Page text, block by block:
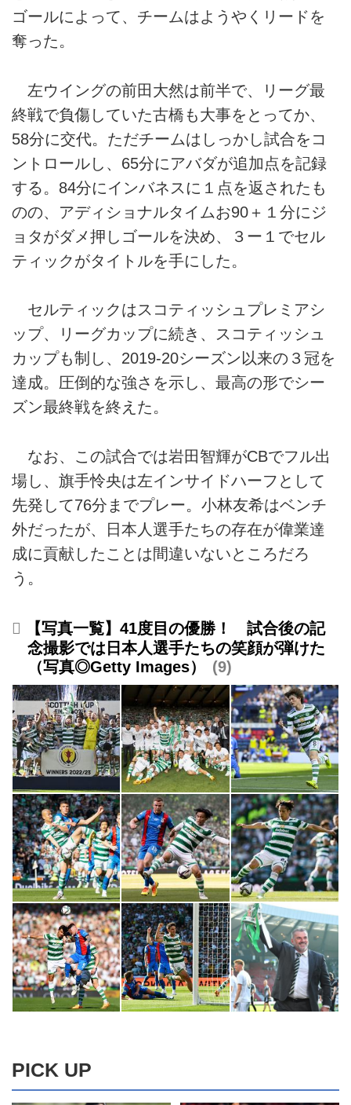
ゴールによって、チームはようやくリードを
奪った。
左ウイングの前田大然は前半で、リーグ最
終戦で負傷していた古橋も大事をとってか、
58分に交代。ただチームはしっかし試合をコ
ントロールし、65分にアバダが追加点を記録
する。84分にインバネスに１点を返されたも
のの、アディショナルタイムお90＋１分にジ
ョタがダメ押しゴールを決め、３ー１でセル
ティックがタイトルを手にした。
セルティックはスコティッシュプレミアシ
ップ、リーグカップに続き、スコティッシュ
カップも制し、2019-20シーズン以来の３冠を
達成。圧倒的な強さを示し、最高の形でシー
ズン最終戦を終えた。
なお、この試合では岩田智輝がCBでフル出
場し、旗手怜央は左インサイドハーフとして
先発して76分までプレー。小林友希はベンチ
外だったが、日本人選手たちの存在が偉業達
成に貢献したことは間違いないところだろ
う。
【写真一覧】41度目の優勝！ 試合後の記
念撮影では日本人選手たちの笑顔が弾けた
（写真◎Getty Images）
9
PICK UP